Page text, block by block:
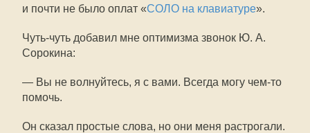
и почти не было оплат «СОЛО на клавиатуре».
Чуть-чуть добавил мне оптимизма звонок Ю. А.
Сорокина:
— Вы не волнуйтесь, я с вами. Всегда могу чем-то
помочь.
Он сказал простые слова, но они меня растрогали.